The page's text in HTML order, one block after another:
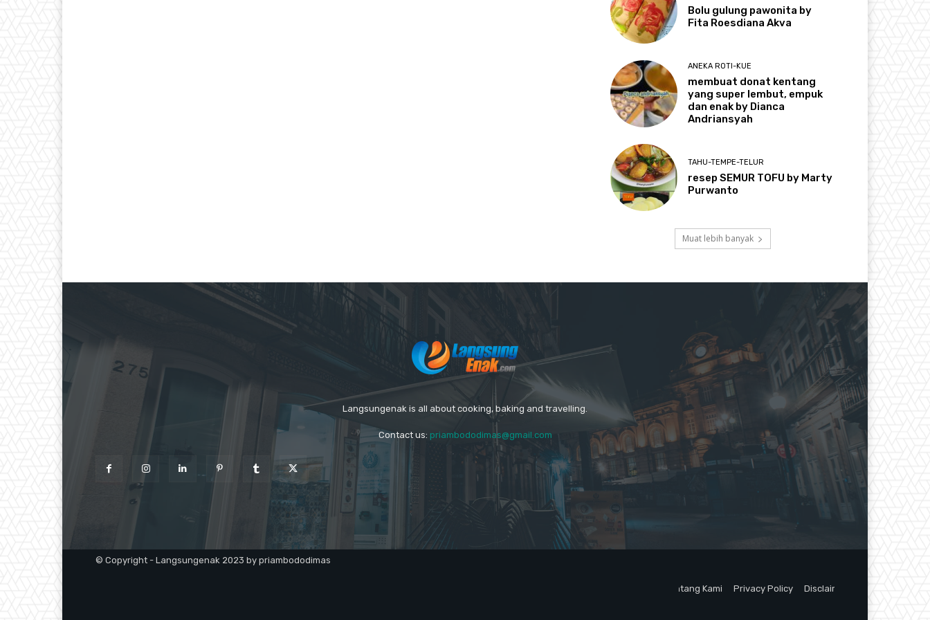
Bolu gulung pawonita by
Fita Roesdiana Akva
ANEKA ROTI-KUE
membuat donat kentang
yang super lembut, empuk
dan enak by Dianca
Andriansyah
TAHU-TEMPE-TELUR
resep SEMUR TOFU by Marty
Purwanto
Muat lebih banyak
Langsungenak is all about cooking, baking and travelling.
Contact us: priambododimas@gmail.com
© Copyright - Langsungenak 2023 by priambododimas
Tentang Kami Privacy Policy Disclaimer